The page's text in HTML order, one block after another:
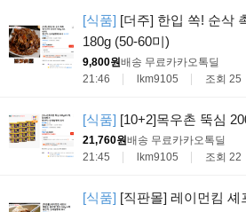
[식품] [더주] 한입 쏙! 순삭
180g (50-60미)
9,800원배송 무료 카카오톡딜
21:46
lkm9105 조회 25
[식품] [10+2]목우촌 뚝심
21,760원배송 무료 카카오톡딜
21:45
lkm9105 조회 22
[식품] [직판몰] 레이먼킴 셰